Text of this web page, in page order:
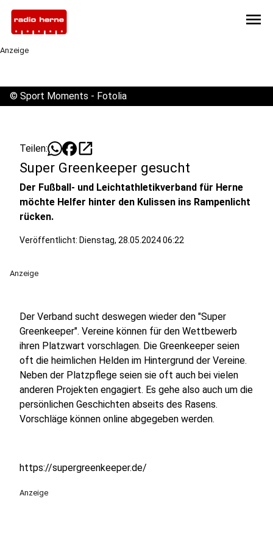
menu
Anzeige
© Sport Moments - Fotolia
Teilen: open_in_new
Super Greenkeeper gesucht
Der Fußball- und Leichtathletikverband für Herne
möchte Helfer hinter den Kulissen ins Rampenlicht
rücken.
Veröffentlicht: Dienstag, 28.05.2024 06:22
Anzeige
Der Verband sucht deswegen wieder den "Super
Greenkeeper". Vereine können für den Wettbewerb
ihren Platzwart vorschlagen. Die Greenkeeper seien
oft die heimlichen Helden im Hintergrund der Vereine.
Neben der Platzpflege seien sie oft auch bei vielen
anderen Projekten engagiert. Es gehe also auch um die
persönlichen Geschichten abseits des Rasens.
Vorschläge können online abgegeben werden.
https://supergreenkeeper.de/
Anzeige